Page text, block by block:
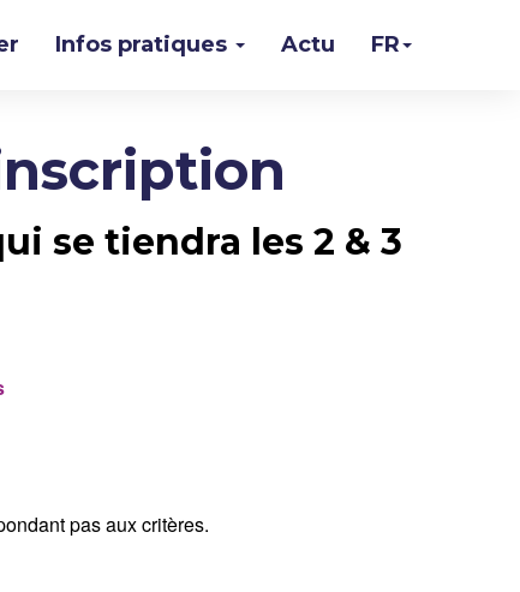
Infos pratiques Actu FR
se tiendra les 2 & 3
pas aux critères.